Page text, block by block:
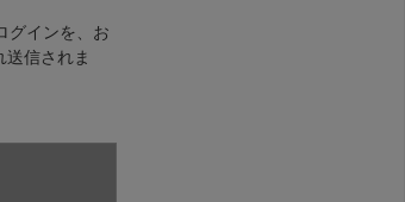
グインを、お
信されま